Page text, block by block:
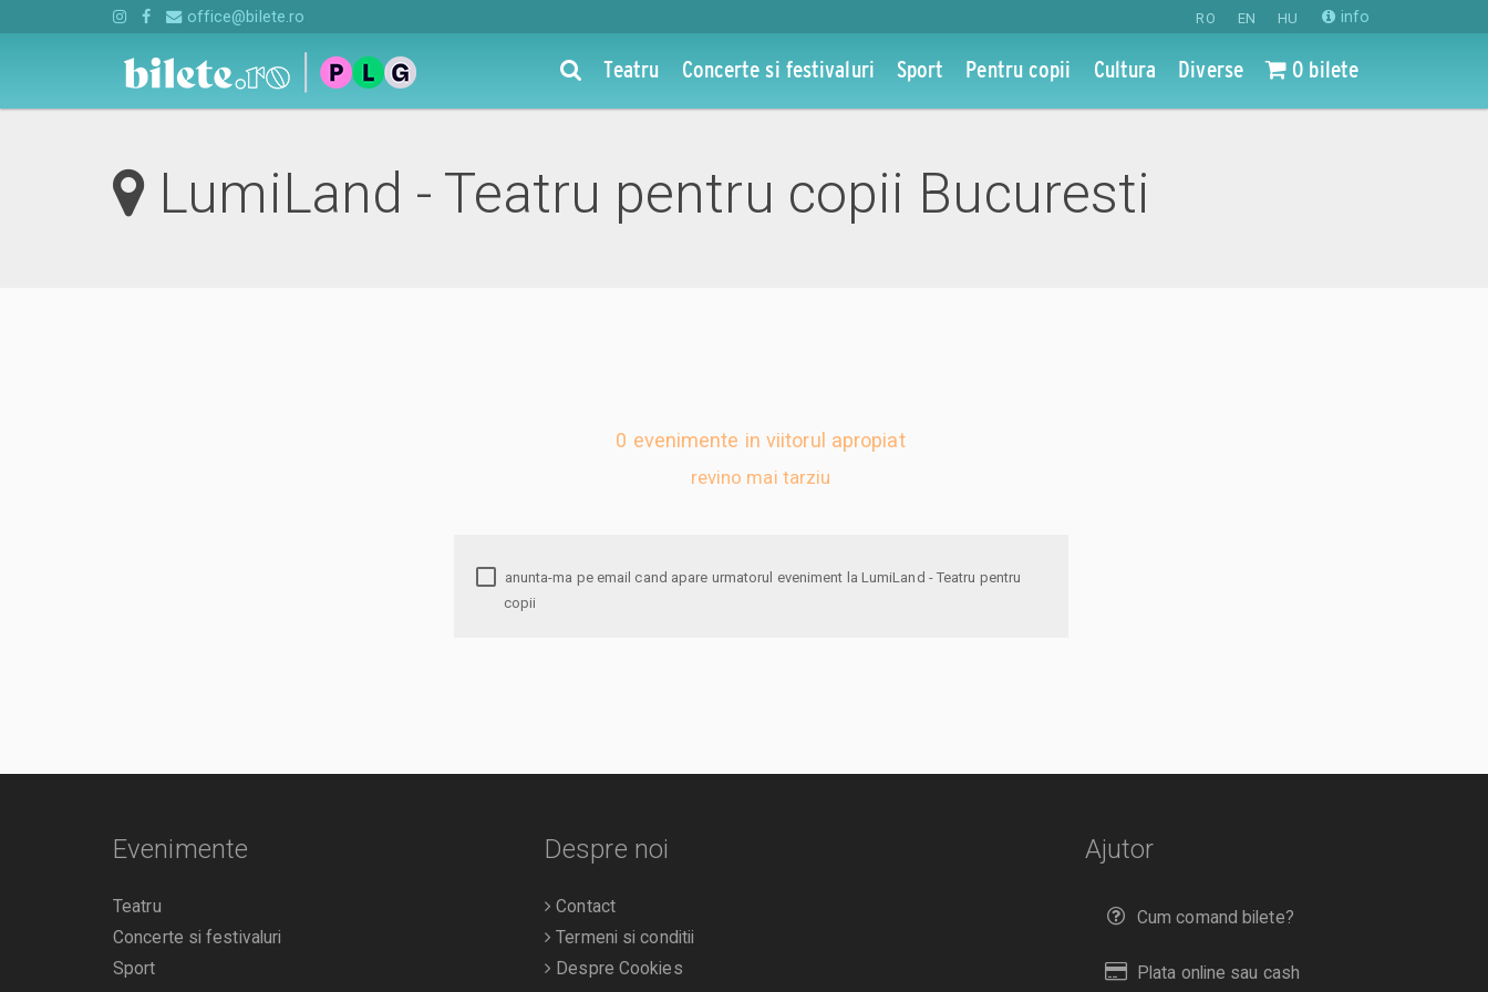
RO EN HU info
office@bilete.ro
Teatru Concerte si festivaluri Sport Pentru copii Cultura Diverse 0 bilete
LumiLand - Teatru pentru copii Bucuresti
0 evenimente in viitorul apropiat
revino mai tarziu
copii
Ajutor
Cum comand bilete?
Plata online sau cash
Evenimente
Teatru
Concerte si festivaluri
Sport
Despre noi
Contact
Termeni si conditii
Despre Cookies